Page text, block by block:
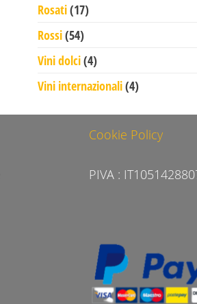
Rosati 1717 prodotti
Rossi 5454 prodotti
Vini dolci 44 prodotti
Vini internazionali 44 prodotti
Cookie Policy
PIVA :